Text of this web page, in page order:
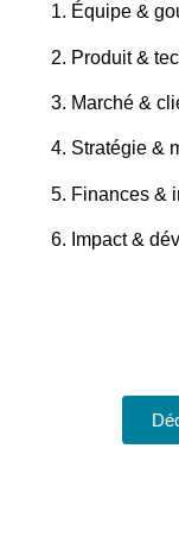
Équipe &
Produit &
Marché &
Stratégie &
Finances &
Impact &